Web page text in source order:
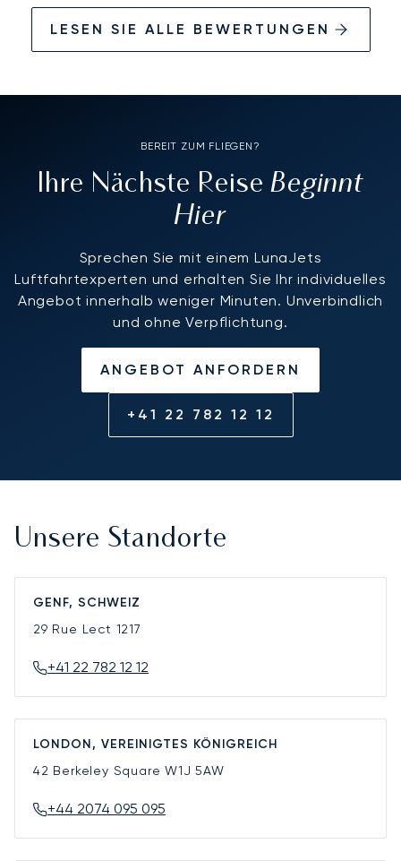
LESEN SIE ALLE BEWERTUNGEN
BEREIT ZUM FLIEGEN?
Ihre Nächste ReiseBeginnt
Hier
Sprechen Sie mit einem LunaJets
Luftfahrtexperten und erhalten Sie Ihr individuelles
Angebot innerhalb weniger Minuten. Unverbindlich
und ohne Verpflichtung.
ANGEBOT ANFORDERN
+41 22 782 12 12
Unsere Standorte
GENF, SCHWEIZ
29 Rue Lect 1217
+41 22 782 12 12
LONDON, VEREINIGTES KÖNIGREICH
42 Berkeley SquareW1J 5AW
+44 2074 095 095